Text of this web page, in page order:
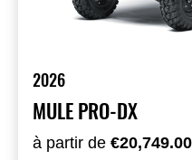
2026
MULE PRO-DX
à partir de €20,749.00